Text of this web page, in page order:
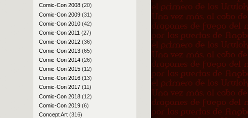
Comic-Con 2008(20)
Comic-Con 2009(31)
Comic-Con 2010(42)
Comic-Con 2011 (27)
Comic-Con 2012(36)
Comic-Con 2013(65)
Comic-Con 2014(26)
Comic-Con 2015(12)
Comic-Con 2016(13)
Comic-Con 2017(11)
Comic-Con 2018(12)
Comic-Con 2019(6)
Concept Art(316)